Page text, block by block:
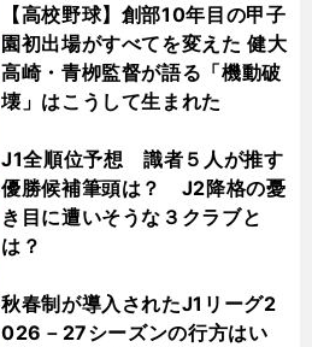
【高校野球】創部10年目の甲子
園初出場がすべてを変えた 健大
高崎・青栁監督が語る「機動破
壊」はこうして生まれた
J1全順位予想 識者５人が推す
優勝候補筆頭は？ J2降格の憂
き目に遭いそうな３クラブと
は？
秋春制が導入されたJ1リーグ2
026－27シーズンの行方はい